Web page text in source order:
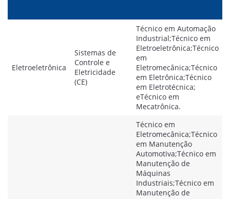
Eletroeletrônica
Sistemas de
Controle e
Eletricidade
(CE)
Técnico em Automação
Industrial;Técnico em
Eletroeletrônica;Técnico
em
Eletromecânica;Técnico
em Eletrônica;Técnico
em Eletrotécnica;
eTécnico em
Mecatrônica.
Técnico em
Eletromecânica;Técnico
em Manutenção
Automotiva;Técnico em
Manutenção de
Máquinas
Industriais;Técnico em
Manutenção de